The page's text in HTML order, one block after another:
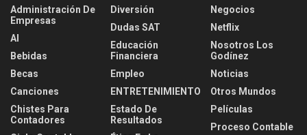
Administración De
Empresas
AI
Bebidas
Becas
Canciones
Chistes Para
Contadores
Diversión
Dudas SAT
Educación
Financiera
Empleo
ENTRETENIMIENTO
Estado De
Resultados
Negocios
Netflix
Nosotros Los
Godínez
Noticias
Otros Mundos
Películas
Proceso Contable